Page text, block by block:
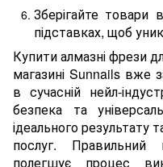
Зберігайте товари
підставках, щоб
Купити алмазні фрези
магазині Sunnails вже
в сучасній нейл-
безпека та
ідеального результату
послуг. Правильний
полегшує процес